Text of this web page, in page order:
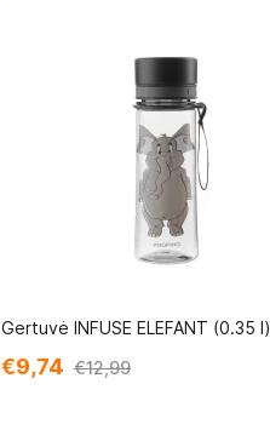
Gertuvė INFUSE ELEFANT (0.35 l)
€9,74 €12,99